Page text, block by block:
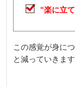
“楽に立
この感覚が身に
と減っていきます